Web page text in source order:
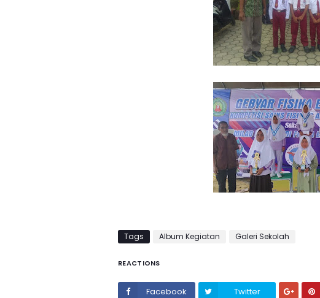
Tags Album Kegiatan Galeri Sekolah
REACTIONS
Facebook Twitter